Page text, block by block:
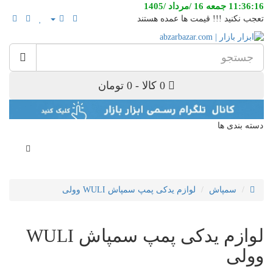
11:36:16 جمعه 16 /مرداد /1405
تعجب نکنید !!! قیمت ها عمده هستند
0 کالا - 0 تومان
دسته بندی ها
سمپاش لوازم یدکی پمپ سمپاش WULI وولی
لوازم یدکی پمپ سمپاش WULI
وولی